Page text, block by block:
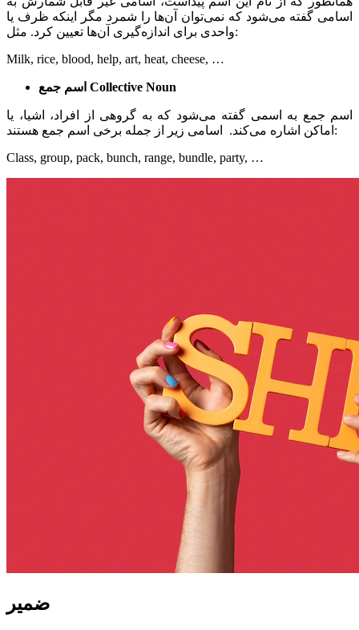
اسامی گفته می‌شود که نمی‌توان آن‌ها را شمرد مگر اینکه ظرف یا
واحدی برای اندازه‌گیری آن‌ها تعیین کرد. مثل:
Milk, rice, blood, help, art, heat, cheese, …
Collective Noun
اسم جمع به اسمی گفته می‌شود که به گروهی از افراد، اشیا، یا
اماکن اشاره می‌کند. اسامی زیر از جمله برخی اسم جمع هستند:
Class, group, pack, bunch, range, bundle, party, …
ضمیر